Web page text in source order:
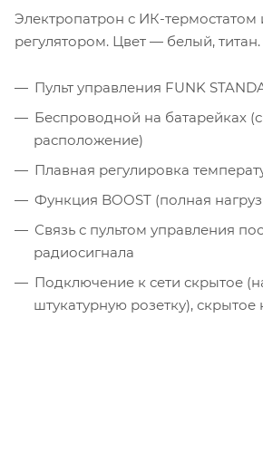
Электропатрон с ИК-
регулятором. Цвет — белый, титан.
Пульт управления FUNK
Беспроводной на батарейках
расположение)
Плавная регулировка
Функция BOOST (полная
Связь с пультом управления
радиосигнала
Подключение к сети скрытое
штукатурную розетку),